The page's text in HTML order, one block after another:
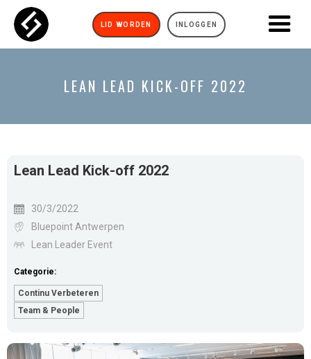
LID WORDEN INLOGGEN
LEAN LEAD KICK-OFF 2022
Lean Lead Kick-off 2022
30/3/2022
Bluepoint Antwerpen
Lean Leader Event
Categorie:
Continu Verbeteren
Team & People